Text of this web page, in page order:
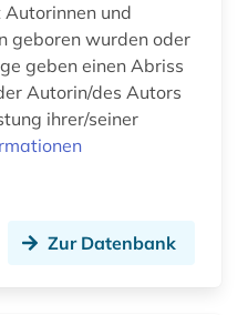
und
geboren wurden oder
geben einen Abriss
Autorin/des Autors
ihrer/seiner
Zur Datenbank